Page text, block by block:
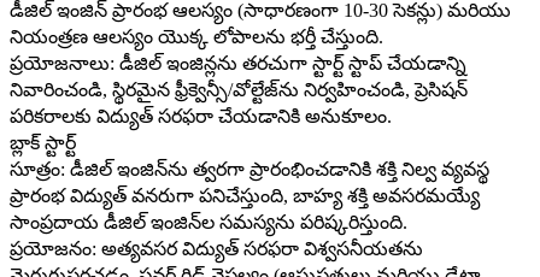
డీజిల్ ఇంజిన్ ప్రారంభ ఆలస్యం (సాధారణంగా 10-30 సెకన్లు) మరియు
నియంత్రణ ఆలస్యం యొక్క లోపాలను భర్తీ చేస్తుంది.
ప్రయోజనాలు: డీజిల్ ఇంజిన్లను తరచుగా స్టార్ట్ స్టాప్ చేయడాన్ని
నివారించండి, స్థిరమైన ఫ్రీక్వెన్సీ/వోల్టేజ్‌ను నిర్వహించండి, ప్రెసిషన్
పరికరాలకు విద్యుత్ సరఫరా చేయడానికి అనుకూలం.
బ్లాక్ స్టార్ట్
సూత్రం: డీజిల్ ఇంజిన్‌ను త్వరగా ప్రారంభించడానికి శక్తి నిల్వ వ్యవస్థ
ప్రారంభ విద్యుత్ వనరుగా పనిచేస్తుంది, బాహ్య శక్తి అవసరమయ్యే
సాంప్రదాయ డీజిల్ ఇంజిన్‌ల సమస్యను పరిష్కరిస్తుంది.
ప్రయోజనం: అత్యవసర విద్యుత్ సరఫరా విశ్వసనీయతను